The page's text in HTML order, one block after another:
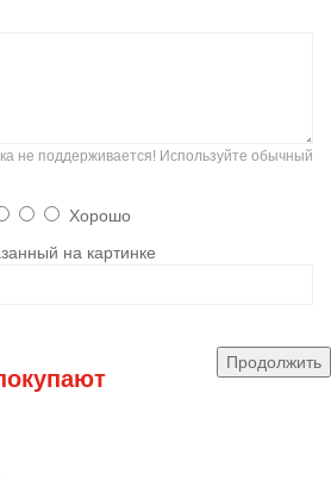
не поддерживается! Используйте обычный
Хорошо
на картинке
Продолжить